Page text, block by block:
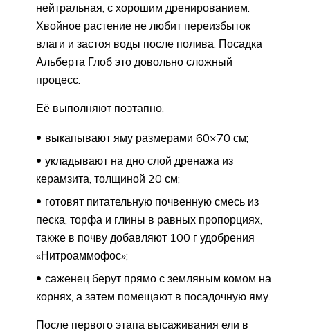
нейтральная, с хорошим дренированием.
Хвойное растение не любит переизбыток
влаги и застоя воды после полива. Посадка
Альберта Глоб это довольно сложный
процесс.
Её выполняют поэтапно:
выкапывают яму размерами 60×70 см;
укладывают на дно слой дренажа из
керамзита, толщиной 20 см;
готовят питательную почвенную смесь из
песка, торфа и глины в равных пропорциях,
также в почву добавляют 100 г удобрения
«Нитроаммофос»;
саженец берут прямо с земляным комом на
корнях, а затем помещают в посадочную яму.
После первого этапа высаживания ели в